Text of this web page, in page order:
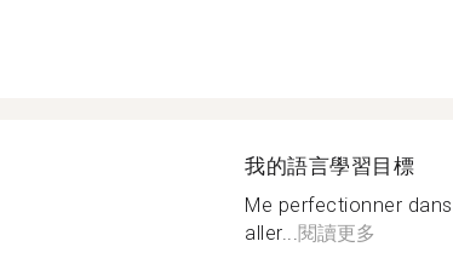
我的語言學習目標
Me perfectionner
aller...閱讀更多